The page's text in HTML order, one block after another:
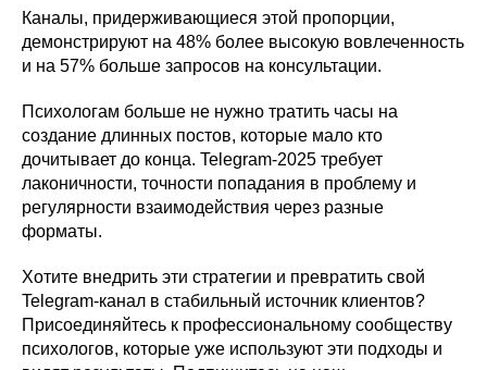
Каналы, придерживающиеся этой пропорции,
демонстрируют на 48% более высокую вовлеченность
и на 57% больше запросов на консультации.
Психологам больше не нужно тратить часы на
создание длинных постов, которые мало кто
дочитывает до конца. Telegram-2025 требует
лаконичности, точности попадания в проблему и
регулярности взаимодействия через разные
форматы.
Хотите внедрить эти стратегии и превратить свой
Telegram-канал в стабильный источник клиентов?
Присоединяйтесь к профессиональному сообществу
психологов, которые уже используют эти подходы и